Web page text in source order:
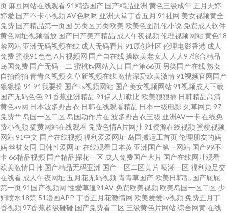
夜伦理 性生活A级视频 三级在线国产 黄色片大全 亚洲97网 午夜成人AV福利
久久草久久爽 亚洲天堂狼人 欧美久草在线 人人爱91 人人草人人妻91 91竹菊
久久AV成人网 91传煤成人 另类图片激情 韩日专区 伊人影院能玩av 91官网一
匹二区 肏屄网站在线观看 久草97超碰在线 日本a级啪在线看 午夜香蕉影院 av
天堂吧 av蜜臀网址 神马午夜激情 性爱色图韩国 欧美色成人 欧美色图20p 欧
美精品综合 日本黄色网入口站 成人深夜福利导航 91传媒免费看 国产日本韩
国精品 99福利 黄色片网站大全 高清播放一区二区 久久国在 国产草逼视频 91
网址午夜 免费看p 91超碰在线观看 欧美成人手机版 99爱国产 AV黄色在线 蜜
页 麻豆网站在线观看 91精选国产 国产精品亚洲 黄色三级成年 五月天婷
婷爱 国产不卡小视频 AV色哟哟 亚洲天堂丁香五月 91社网 美女视频黄全
免费 国产精品第一页国 另类区另类欧美 欧美色图乱伦小说 免费成人软件
黄色网址视频播放 国产日产美产精品 成人午夜视频 伦理视频网站黄色18
禁网站 亚洲无码视频在线 成人无码看片 91原创社区 伦理电影香港 成人
免费蜜桃91色色A片视频网 国产自在线操欧美老女人 人人97综合精品
岛国免费 国产无码一二 蜜桃tv网站入口 国产第66页 另类国产在线熟女
自拍偷拍 青青久视频 久草新视频在线激情深爱欧美激情 91视频官网国产
狠狠操-91 91我要操 国产ts视频网站 国产美女视频网站 91视频成人下载
国产无码色色 91香蕉亚洲精品 91伊人加勒比 欧美狠狠插 日韩精品高清
黄色av网 日本波多野吉衣 日韩在线观看精品 日本一级电影 久草网页 97
免费艹 岛国一区二区 岛国动作片在 波多野吉衣三级 亚洲AV一卡在线免
费小视频 搞黄网站在线观看 免费色情A片网扯 91资源在线视频 蜜桃视频
网站 91中文 国产在线视频 福利爱爱网址 岛国搬运工首页伦理朋友的妈
妈 丝袜女同 日韩性爱网址 在线观看日本黄 亚洲国产第一网站 国产99不
卡66精品视频 国产精品探花一区 成人免费国产大片 国产在线网址观看
欧美激情日韩 国产精品无码亚洲 国产一区二区黄片喷潮一区 福利姬足交
在线看 成人午夜网址 五月花无码视频 青青草国产 欧美日韩乱 国产屁屁
第一页 91国产视频网 性爱草逼91AV 免费欧美视频 欧美岛国一区二区 少
妇喷水18禁 51漫画APP 丁香五月花激情网 欧美爱爱tv视频 免费五月丁
香视频 97香蕉超级碰碰 国产免费看二区 三级黄色片网站综合网黄在线